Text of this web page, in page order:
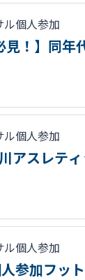
ル個人参加
！】同年
ル個人参加
アスレテ
ル個人参加
参加フッ